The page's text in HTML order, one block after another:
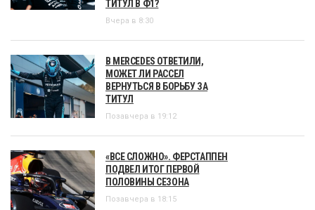
ТИТУЛ В Ф1?
Вчера в 8:30
В MERCEDES ОТВЕТИЛИ,
МОЖЕТ ЛИ РАССЕЛ
ВЕРНУТЬСЯ В БОРЬБУ ЗА
ТИТУЛ
Позавчера в 19:12
«ВСЕ СЛОЖНО». ФЕРСТАППЕН
ПОДВЕЛ ИТОГ ПЕРВОЙ
ПОЛОВИНЫ СЕЗОНА
Позавчера в 18:15